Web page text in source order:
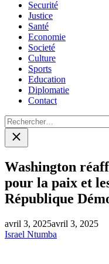
Securité
Justice
Santé
Economie
Societé
Culture
Sports
Education
Diplomatie
Contact
Rechercher :
Close
search
Washington
pour la paix et
République
avril 3, 2025avril 3, 2025
Israel Ntumba